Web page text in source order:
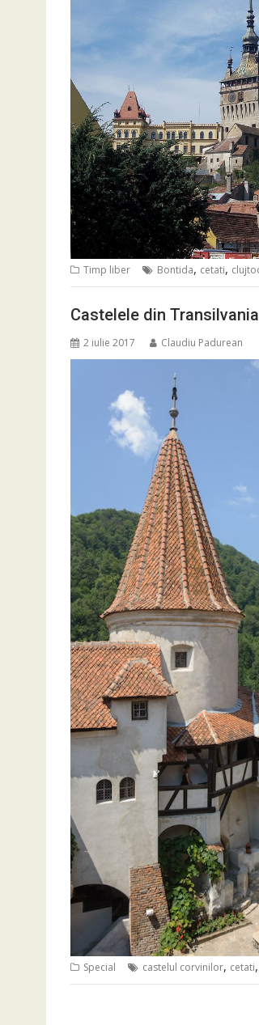
Timp liber Bontida, cetati,
Castelele din
2 iulie 2017 Claudiu Padurean
Special castelul corvinilor, cetati,